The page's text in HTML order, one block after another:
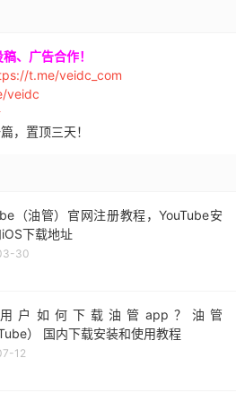
、广告合作！
t.me/veidc_com
veidc
，置顶三天！
（油管）官网注册教程，YouTube安
下载地址
30
户如何下载油管app？油管
） 国内下载安装和使用教程
12